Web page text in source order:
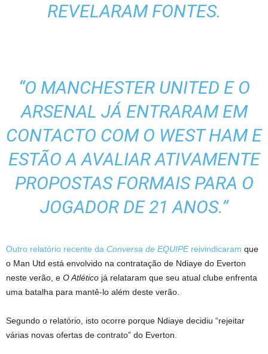
REVELARAM FONTES.
“O MANCHESTER UNITED E O
ARSENAL JÁ ENTRARAM EM
CONTACTO COM O WEST HAM E
ESTÃO A AVALIAR ATIVAMENTE
PROPOSTAS FORMAIS PARA O
JOGADOR DE 21 ANOS.”
Outro relatório recente da Conversa de EQUIPEreivindicaram que
o Man Utd está envolvido na contratação de Ndiaye do Everton
neste verão, e O Atlético já relataram que seu atual clube enfrenta
uma batalha para mantê-lo além deste verão.
Segundo o relatório, isto ocorre porque Ndiaye decidiu “rejeitar
várias novas ofertas de contrato” do Everton.